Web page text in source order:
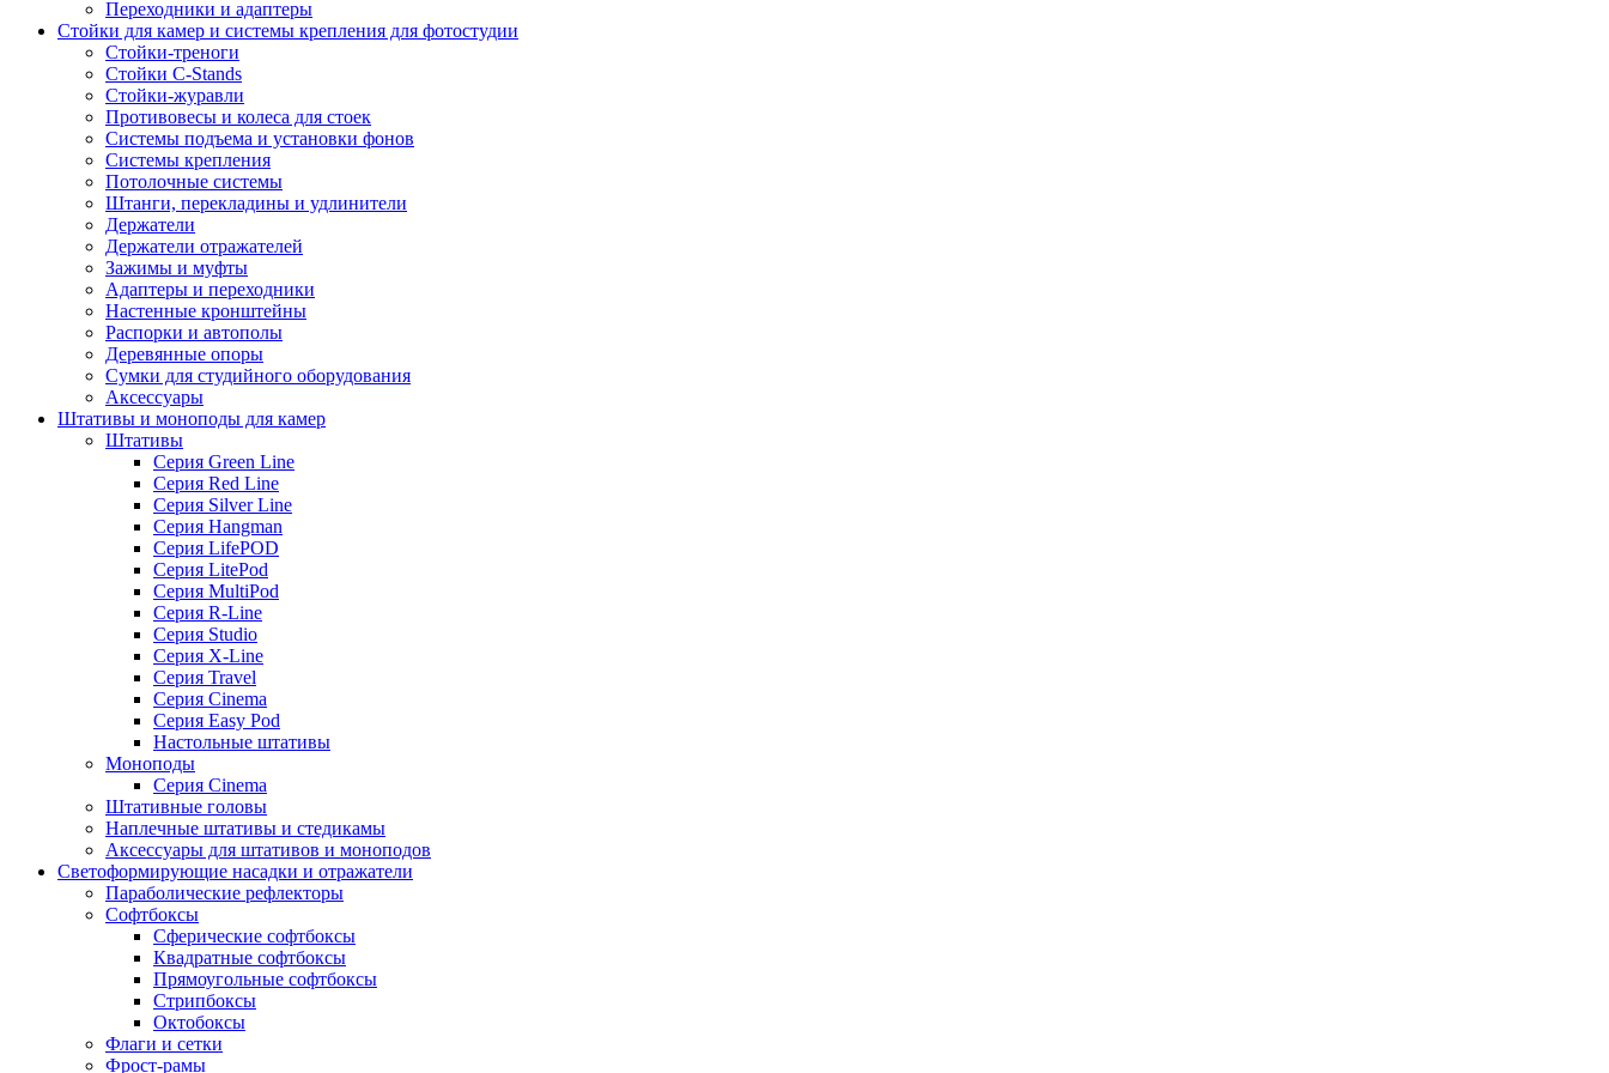
Переходники и адаптеры
Стойки для камер и системы крепления для фотостудии
Стойки-треноги
Стойки C-Stands
Стойки-журавли
Противовесы и колеса для стоек
Системы подъема и установки фонов
Системы крепления
Потолочные системы
Штанги, перекладины и удлинители
Держатели
Держатели отражателей
Зажимы и муфты
Адаптеры и переходники
Настенные кронштейны
Распорки и автополы
Деревянные опоры
Сумки для студийного оборудования
Аксессуары
Штативы и моноподы для камер
Штативы
Серия Green Line
Серия Red Line
Серия Silver Line
Серия Hangman
Серия LifePOD
Серия LitePod
Серия MultiPod
Серия R-Line
Серия Studio
Серия X-Line
Серия Travel
Серия Cinema
Серия Easy Pod
Настольные штативы
Моноподы
Серия Cinema
Штативные головы
Наплечные штативы и стедикамы
Аксессуары для штативов и моноподов
Светоформирующие насадки и отражатели
Параболические рефлекторы
Софтбоксы
Сферические софтбоксы
Квадратные софтбоксы
Прямоугольные софтбоксы
Стрипбоксы
Октобоксы
Флаги и сетки
Фрост-рамы